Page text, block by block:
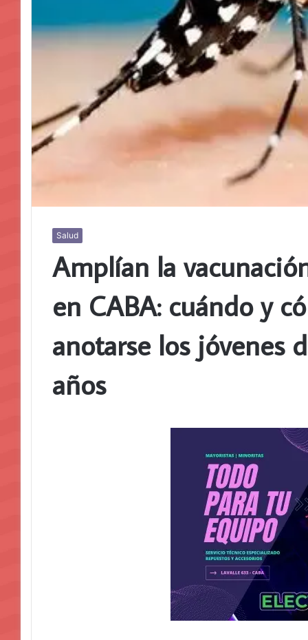
Salud
Amplían la
en CABA: cuándo y
anotarse los jóvenes
años